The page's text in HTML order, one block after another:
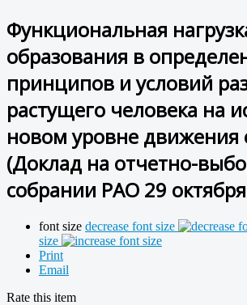
Функциональная
образования в
принципов и условий
растущего человека на
новом уровне движения
(Доклад на отчетно-
собрании РАО 29
font size decrease font size
size
Print
Email
Rate this item